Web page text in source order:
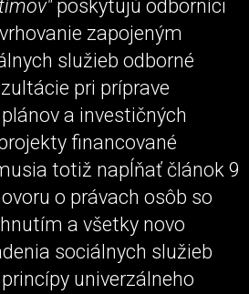
poskytujú odborníci
zapojeným
služieb odborné
pri príprave
a investičných
financované
totiž napĺňať článok 9
o právach osôb so
a všetky novo
sociálnych služieb
univerzálneho